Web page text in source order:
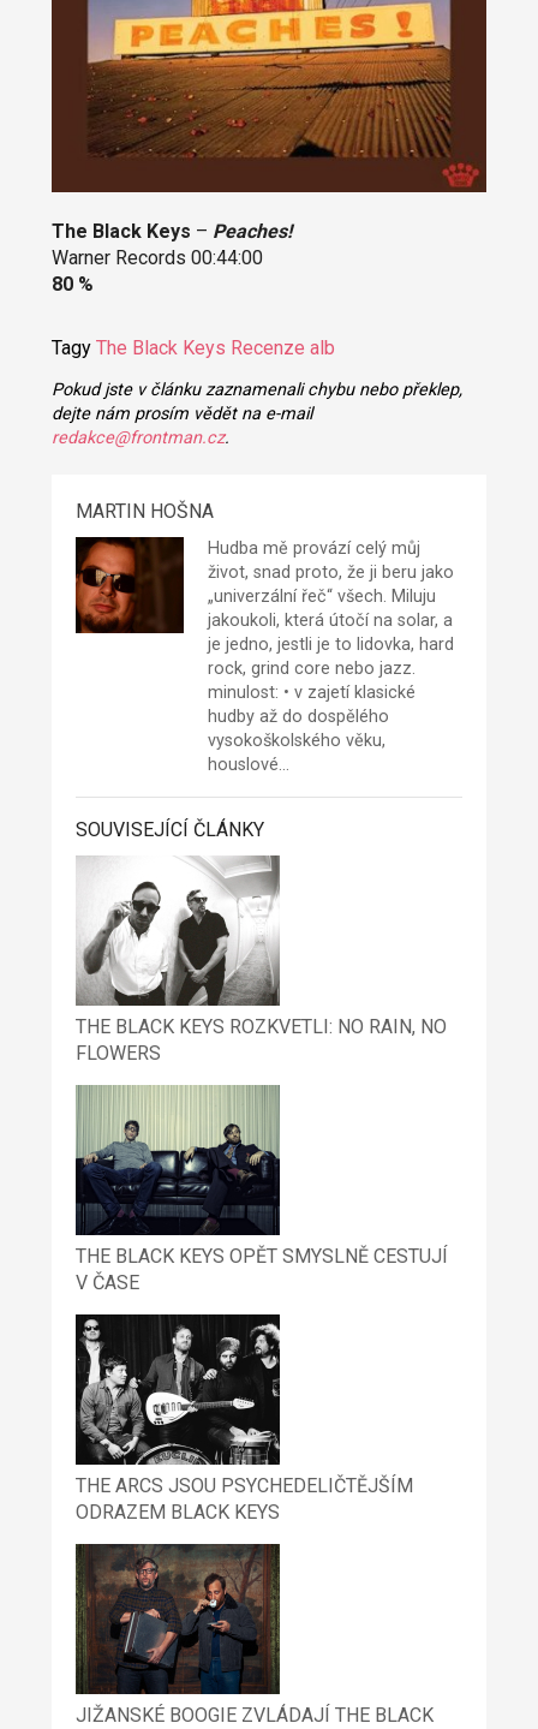
The Black Keys – Peaches!
Warner Records 00:44:00
80 %
Tagy The Black Keys Recenze alb
Pokud jste v článku zaznamenali chybu nebo překlep,
dejte nám prosím vědět na e-mail
redakce@frontman.cz.
MARTIN HOŠNA
Hudba mě provází celý můj
život, snad proto, že ji beru jako
„univerzální řeč“ všech. Miluju
jakoukoli, která útočí na solar, a
je jedno, jestli je to lidovka, hard
rock, grind core nebo jazz.
minulost: • v zajetí klasické
hudby až do dospělého
vysokoškolského věku,
houslové…
SOUVISEJÍCÍ ČLÁNKY
THE BLACK KEYS ROZKVETLI: NO RAIN, NO
FLOWERS
THE BLACK KEYS OPĚT SMYSLNĚ CESTUJÍ
V ČASE
THE ARCS JSOU PSYCHEDELIČTĚJŠÍM
ODRAZEM BLACK KEYS
JIŽANSKÉ BOOGIE ZVLÁDAJÍ THE BLACK